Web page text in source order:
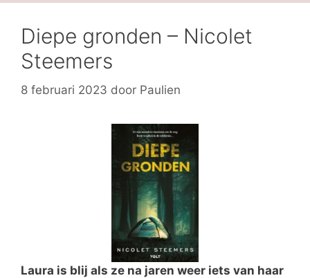
Diepe gronden – Nicolet
Steemers
8 februari 2023 door Paulien
Laura is blij als ze na jaren weer iets van haar